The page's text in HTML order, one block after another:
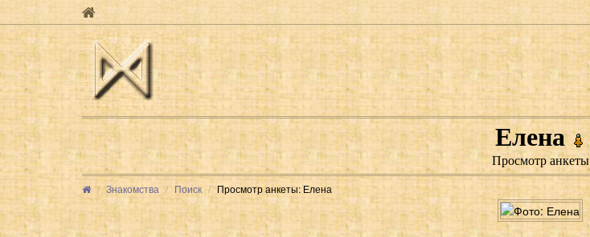
Елена
Просмотр анкеты
Знакомства Поиск Просмотр анкеты: Елена